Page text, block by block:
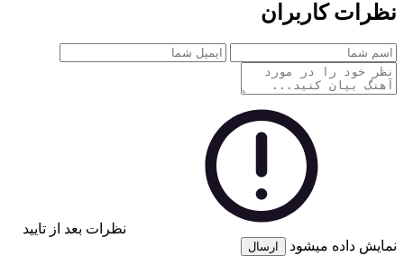
نظرات کاربران
نظرات بعد از تایید
نمایش داده میشود
ارسال